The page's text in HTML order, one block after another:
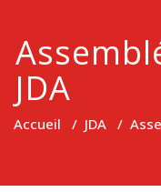
JDA
Accueil / JDA /